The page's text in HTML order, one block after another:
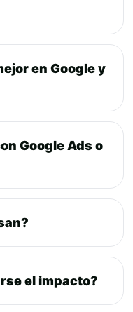
en Google y
Google Ads o
el impacto?